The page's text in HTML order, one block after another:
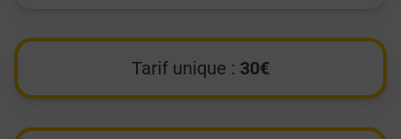
Tarif unique : 30€